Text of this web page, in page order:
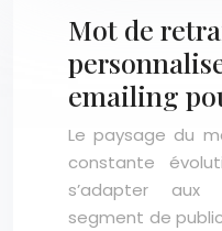
Mot de
emailing
Le paysage du
constante
s’adapter aux
segment de